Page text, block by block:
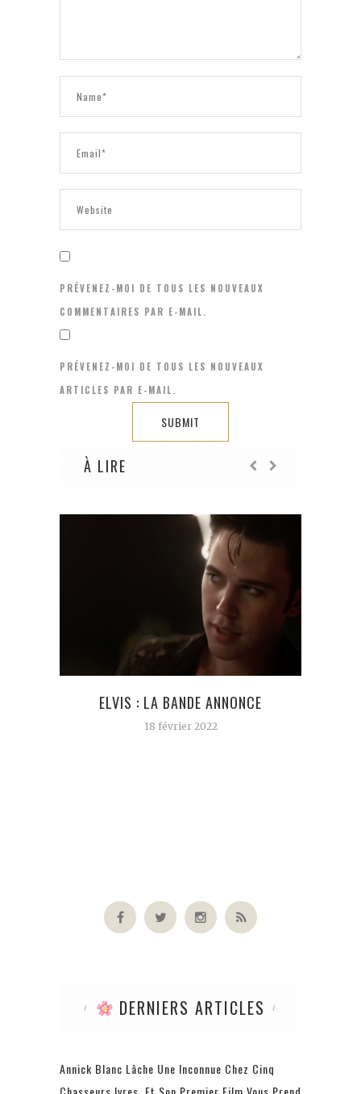
PRÉVENEZ-MOI DE TOUS LES NOUVEAUX
COMMENTAIRES PAR E-MAIL.
PRÉVENEZ-MOI DE TOUS LES NOUVEAUX
ARTICLES PAR E-MAIL.
À LIRE
ELVIS : LA BANDE ANNONCE
18 février 2022
DERNIERS ARTICLES
Annick Blanc Lâche Une Inconnue Chez Cinq